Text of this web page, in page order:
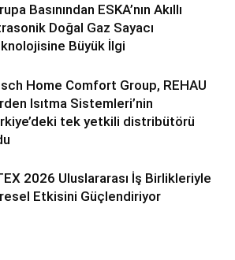
Basınından ESKA’nın Akıllı
Doğal Gaz Sayacı
Büyük İlgi
Home Comfort Group, REHAU
Isıtma Sistemleri’nin
tek yetkili distribütörü
2026 Uluslararası İş Birlikleriyle
Etkisini Güçlendiriyor